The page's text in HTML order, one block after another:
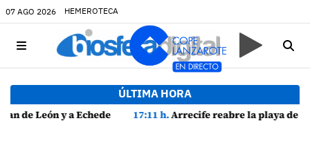
07 AGO 2026 HEMEROTECA
ÚLTIMA HORA
17:11 h.Arrecife reabre la playa de El Reducto con las últimas analíticas mostrando "una buena calidad de las aguas para el baño"